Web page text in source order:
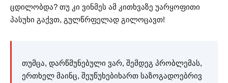
ცდილობდა? თუ კი ვინმეს ამ კითხვაზე უარყოფითი
პასუხი გაქვთ, გულწრფელად გილოცავთ!
თუმცა, დარწმუნებული ვარ, შემდეგ პრობლემას,
ერთხელ მაინც, შეუწუხებიხართ საზოგადოებრივ